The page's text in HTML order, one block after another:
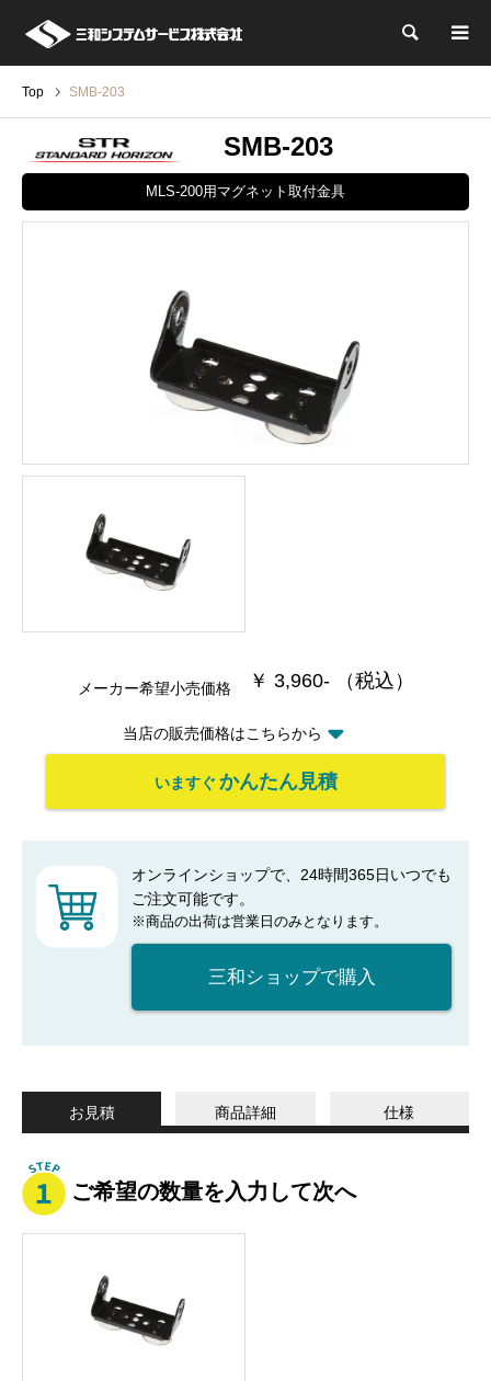
検索
Top SMB-203
SMB-203
MLS-200用マグネット取付金具
メーカー希望小売価格 ￥ 3,960- （税込）
当店の販売価格はこちらから
いますぐ かんたん見積
オンラインショップで、24時間365日いつでも
ご注文可能です。
※商品の出荷は営業日のみとなります。
三和ショップで購入
お見積 商品詳細 仕様
ご希望の数量を入力して次へ